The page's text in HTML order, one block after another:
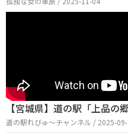
【宮城県】道の駅「上品の郷
道の駅れびゅ〜チャンネル / 2025-